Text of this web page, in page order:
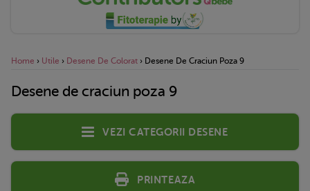
Home › Utile › Desene De Colorat › Desene De Craciun Poza 9
Desene de craciun poza 9
Vezi categorii desene
Printeaza